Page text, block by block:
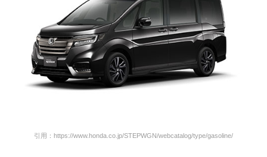
引用：https://www.honda.co.jp/STEPWGN/webcatalog/type/gasoline/